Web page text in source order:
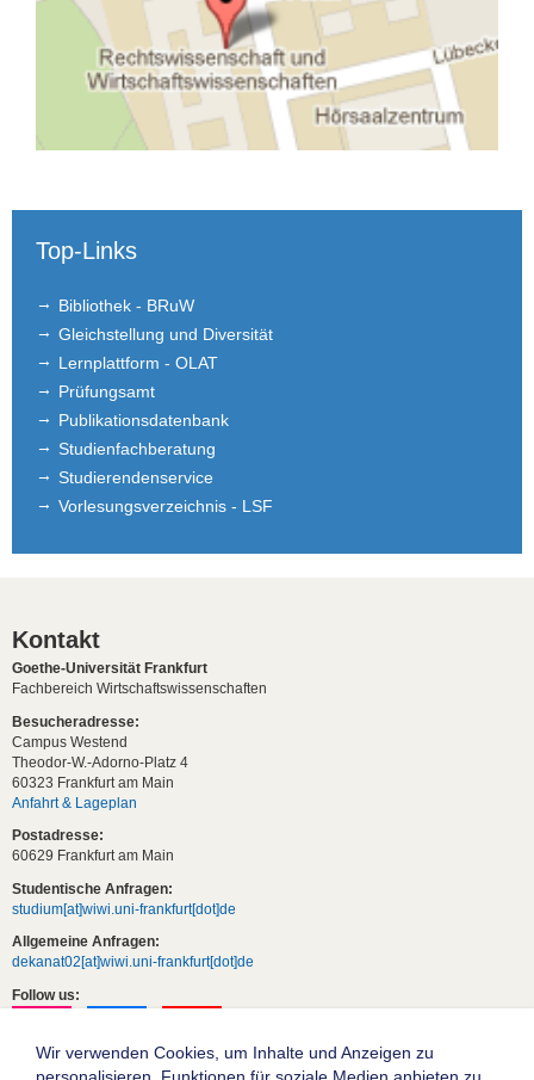
Top-Links
Bibliothek - BRuW
Gleichstellung und Diversität
Lernplattform - OLAT
Prüfungsamt
Publikationsdatenbank
Studienfachberatung
Studierendenservice
Vorlesungsverzeichnis - LSF
Kontakt
Goethe-Universität Frankfurt
Fachbereich Wirtschaftswissenschaften
Besucheradresse:
Campus Westend
Theodor-W.-Adorno-Platz 4
60323 Frankfurt am Main
Anfahrt & Lageplan
Postadresse:
60629 Frankfurt am Main
Studentische Anfragen:
studium[at]wiwi.uni-frankfurt[dot]de
Allgemeine Anfragen:
dekanat02[at]wiwi.uni-frankfurt[dot]de
Follow us:
Wir verwenden Cookies, um Inhalte und Anzeigen zu